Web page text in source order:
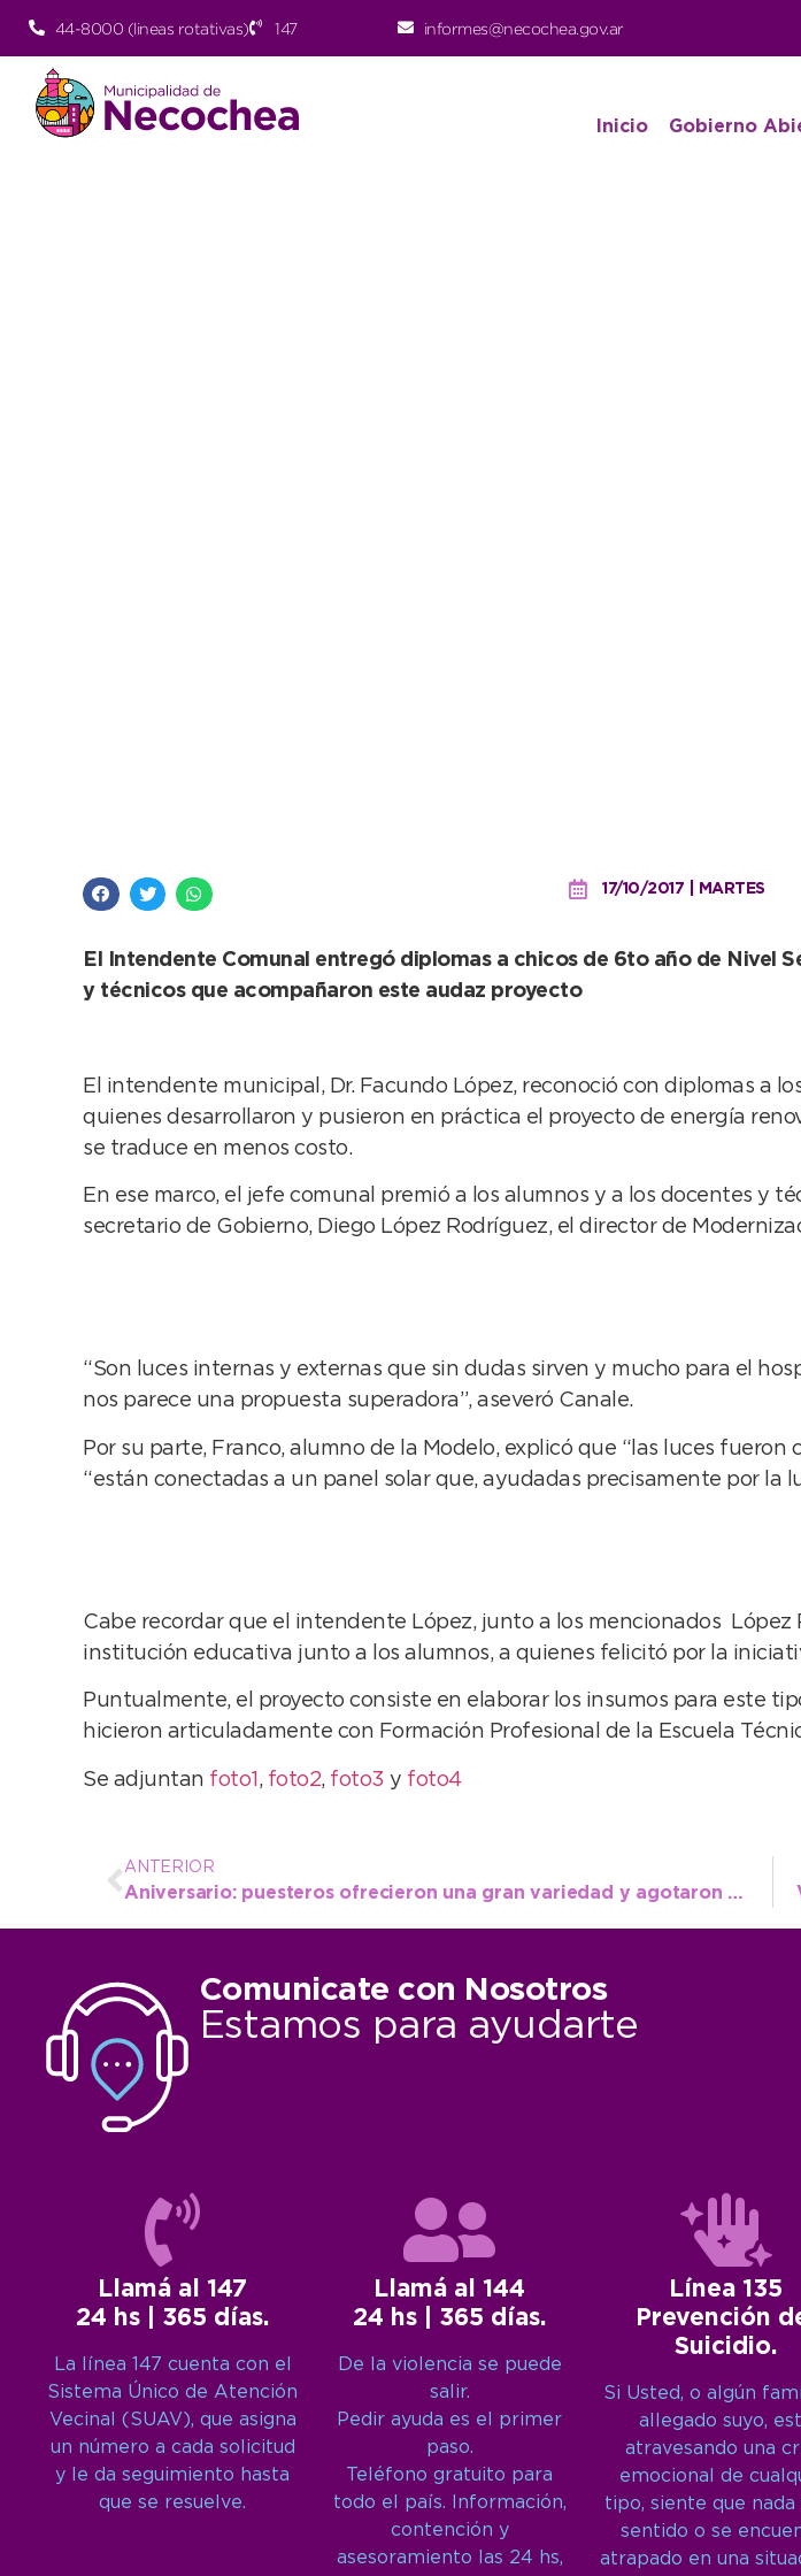
44-8000 (lineas rotativas) 147 informes@necochea.gov.ar
Inicio Gobierno
17/10/2017 | MARTES
El Intendente Comunal entregó diplomas a chicos de 6to año de Nivel
y técnicos que acompañaron este audaz proyecto
El intendente municipal, Dr. Facundo López, reconoció con diplomas a
quienes desarrollaron y pusieron en práctica el proyecto de energía
se traduce en menos costo.
En ese marco, el jefe comunal premió a los alumnos y a los docentes y
secretario de Gobierno, Diego López Rodríguez, el director de
“Son luces internas y externas que sin dudas sirven y mucho para el
nos parece una propuesta superadora”, aseveró Canale.
Por su parte, Franco, alumno de la Modelo, explicó que “las luces
“están conectadas a un panel solar que, ayudadas precisamente por la
Cabe recordar que el intendente López, junto a los mencionados
institución educativa junto a los alumnos, a quienes felicitó por la
Puntualmente, el proyecto consiste en elaborar los insumos para este
hicieron articuladamente con Formación Profesional de la Escuela
Se adjuntan foto1 , foto2, foto3 y foto4
ANTERIOR
Aniversario: puesteros ofrecieron una gran variedad y agotaron su mercadería
Comunicate con Nosotros
Estamos para ayudarte
Llamá al 147
24 hs | 365 días.
La línea 147 cuenta con el
Sistema Único de Atención
Vecinal (SUAV), que asigna
un número a cada solicitud
y le da seguimiento hasta
que se resuelve.
Llamá al 144
24 hs | 365 días.
De la violencia se puede
salir.
Pedir ayuda es el primer
paso.
Teléfono gratuito para
todo el país. Información,
contención y
asesoramiento las 24 hs,
Línea 135
Prevención
Suicidio.
Si Usted, o algún
allegado suyo,
atravesando una
emocional de
tipo, siente que nada
sentido o se
atrapado en una